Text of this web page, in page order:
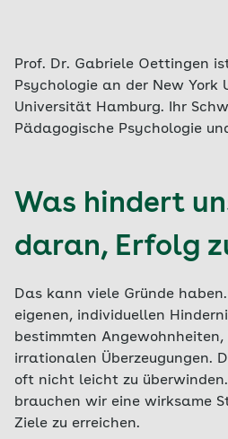
Prof. Dr. Gabriele Oettingen
Psychologie an der New York
Universität Hamburg. Ihr
Pädagogische Psychologie
Was hindert
daran, Erfolg
Das kann viele Gründe
eigenen, individuellen
bestimmten Angewohnheiten,
irrationalen Überzeugungen.
oft nicht leicht zu
brauchen wir eine wirksame
Ziele zu erreichen.